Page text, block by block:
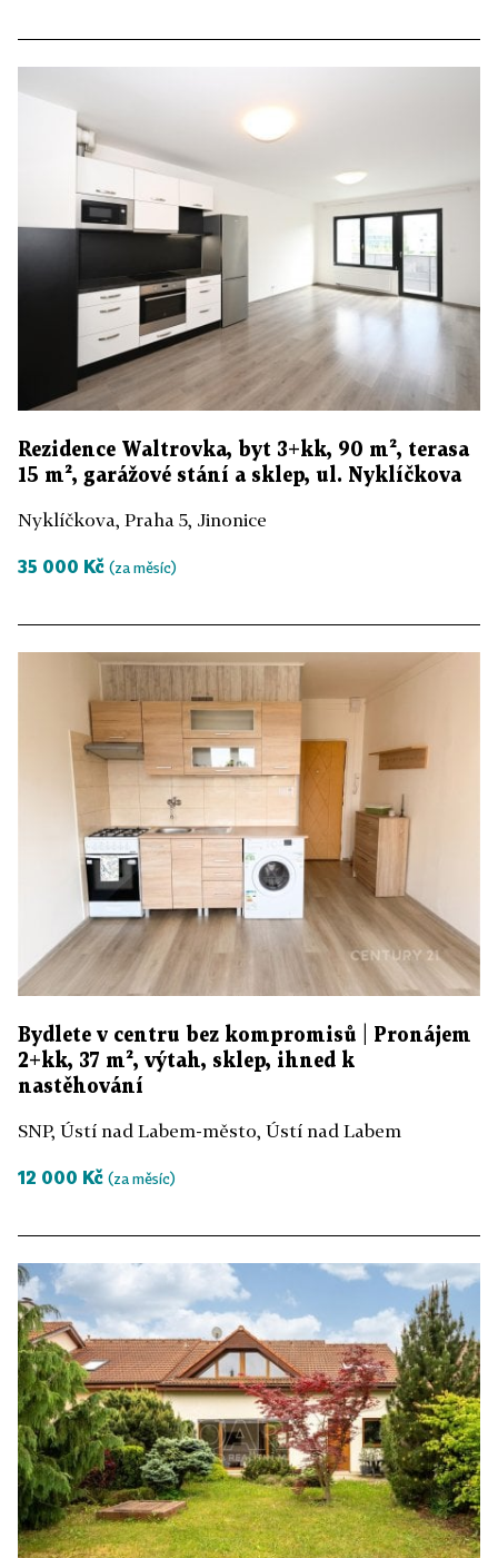
Rezidence Waltrovka, byt 3+kk, 90 m², terasa
15 m², garážové stání a sklep, ul. Nyklíčkova
Nyklíčkova, Praha 5, Jinonice
35 000 Kč (za měsíc)
Bydlete v centru bez kompromisů | Pronájem
2+kk, 37 m², výtah, sklep, ihned k
nastěhování
SNP, Ústí nad Labem-město, Ústí nad Labem
12 000 Kč (za měsíc)